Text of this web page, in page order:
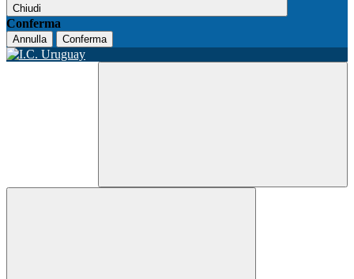
Chiudi
Conferma
Annulla Conferma